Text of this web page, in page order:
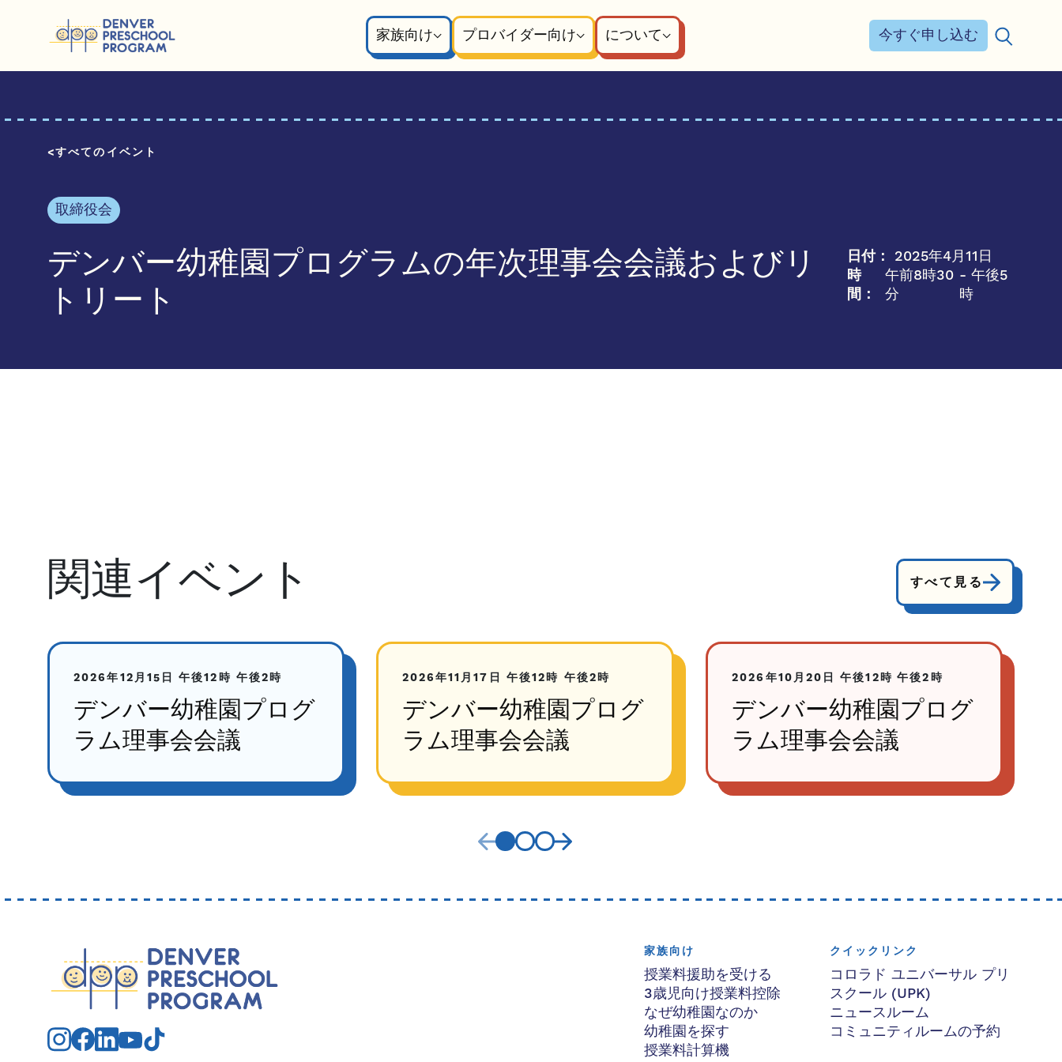
家族向け
プロバイダー向け について 今すぐ申し込む
検索する：
すべてのイベント
取締役会
デンバー幼稚園プログラムの年次理事会会議およびリ
トリート
日付：
2025年4月11日
時
間：
午前8時30
分
- 午後5
時
関連イベント すべて見る
2026年12月15日 午後12時 午後2時
デンバー幼稚園プログ
ラム理事会会議
2026年11月17日 午後12時 午後2時
デンバー幼稚園プログ
ラム理事会会議
2026年10月20日 午後12時 午後2時
デンバー幼稚園プログ
ラム理事会会議
家族向け
授業料援助を受ける
3歳児向け授業料控除
なぜ幼稚園なのか
幼稚園を探す
授業料計算機
クイックリンク
コロラド ユニバーサル プリ
スクール (UPK)
ニュースルーム
コミュニティルームの予約